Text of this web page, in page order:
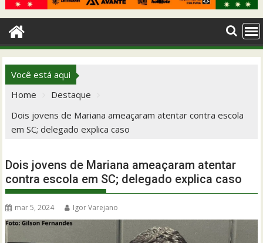
Você está aqui
Home
Destaque
Dois jovens de Mariana ameaçaram atentar contra escola
em SC; delegado explica caso
Dois jovens de Mariana ameaçaram atentar
contra escola em SC; delegado explica caso
mar 5, 2024 Igor Varejano